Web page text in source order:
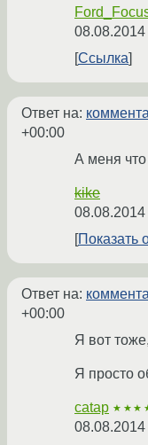
Ссылка
Ответ на:
+00:00
А меня
kike
Показать
Ответ на:
+00:00
Я вот
Я просто
catap